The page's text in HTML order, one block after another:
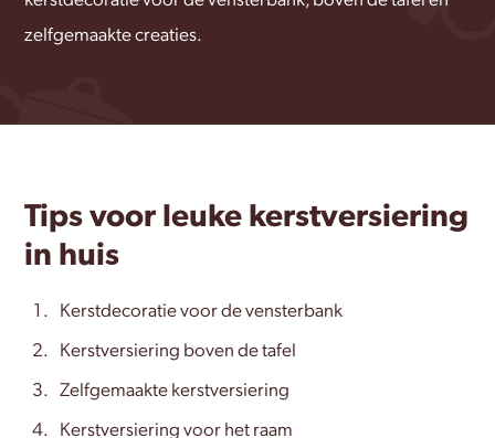
zelfgemaakte creaties.
Tips voor leuke kerstversiering
in huis
Kerstdecoratie voor de vensterbank
Kerstversiering boven de tafel
Zelfgemaakte kerstversiering
Kerstversiering voor het raam